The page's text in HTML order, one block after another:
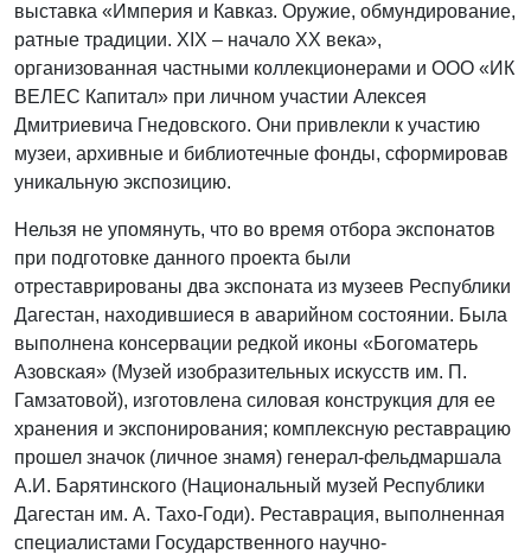
выставка «Империя и Кавказ. Оружие, обмундирование,
ратные традиции. XIX – начало ХХ века»,
организованная частными коллекционерами и ООО «ИК
ВЕЛЕС Капитал» при личном участии Алексея
Дмитриевича Гнедовского. Они привлекли к участию
музеи, архивные и библиотечные фонды, сформировав
уникальную экспозицию.
Нельзя не упомянуть, что во время отбора экспонатов
при подготовке данного проекта были
отреставрированы два экспоната из музеев Республики
Дагестан, находившиеся в аварийном состоянии. Была
выполнена консервации редкой иконы «Богоматерь
Азовская» (Музей изобразительных искусств им. П.
Гамзатовой), изготовлена силовая конструкция для ее
хранения и экспонирования; комплексную реставрацию
прошел значок (личное знамя) генерал-фельдмаршала
А.И. Барятинского (Национальный музей Республики
Дагестан им. А. Тахо-Годи). Реставрация, выполненная
специалистами Государственного научно-